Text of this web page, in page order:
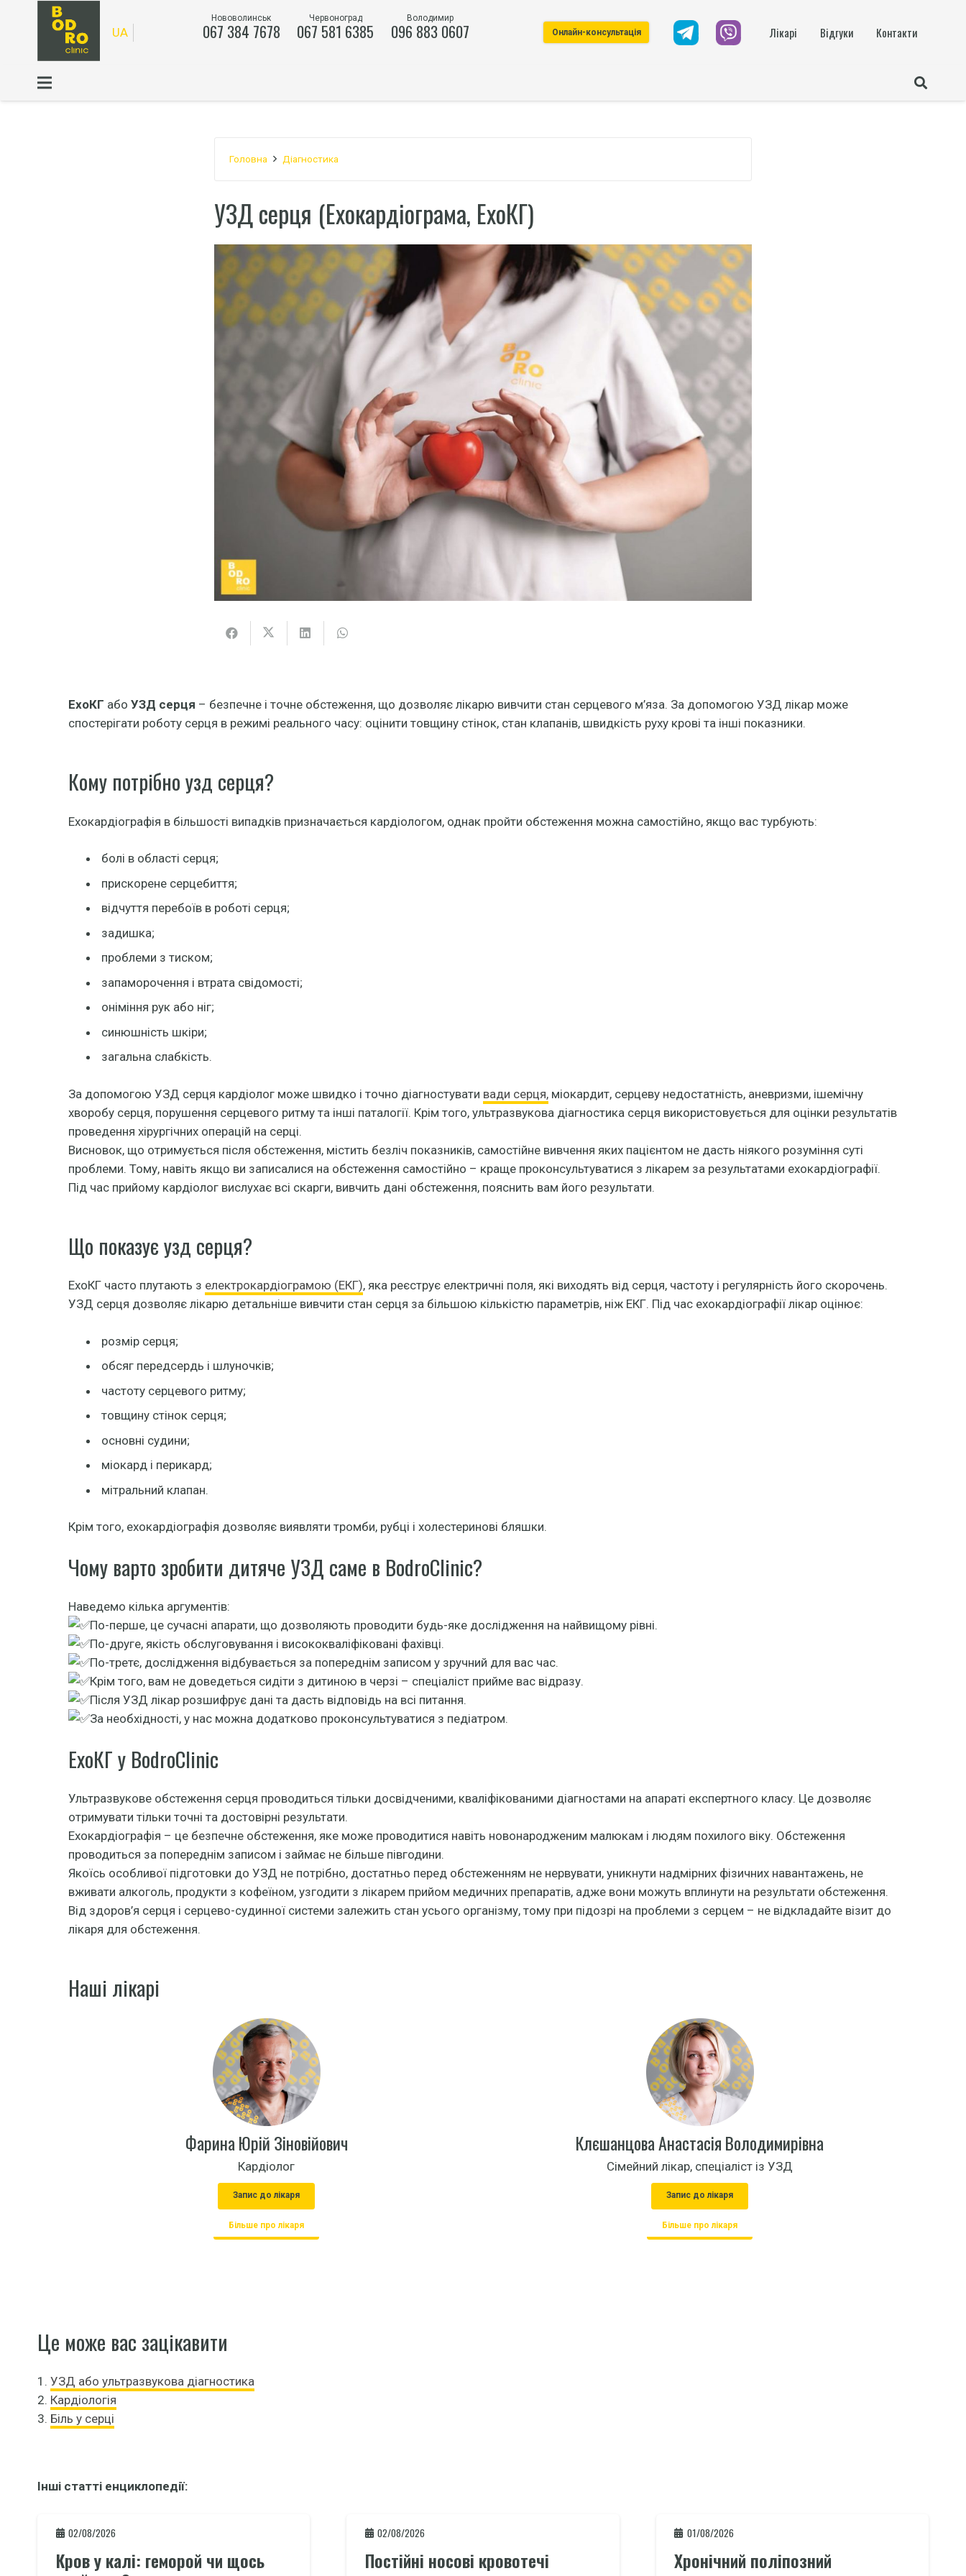
UA
Нововолинськ
067 384 7678
Червоноград
067 581 6385
Володимир
096 883 0607 Онлайн-консультація Лікарі Відгуки Контакти
Головна Діагностика
УЗД серця (Ехокардіограма, ЕхоКГ)
ЕхоКГ або УЗД серця – безпечне і точне обстеження, що дозволяє лікарю вивчити стан серцевого м’яза. За допомогою УЗД лікар може
спостерігати роботу серця в режимі реального часу: оцінити товщину стінок, стан клапанів, швидкість руху крові та інші показники.
Кому потрібно узд серця?
Ехокардіографія в більшості випадків призначається кардіологом, однак пройти обстеження можна самостійно, якщо вас турбують:
болі в області серця;
прискорене серцебиття;
відчуття перебоїв в роботі серця;
задишка;
проблеми з тиском;
запаморочення і втрата свідомості;
оніміння рук або ніг;
синюшність шкіри;
загальна слабкість.
За допомогою УЗД серця кардіолог може швидко і точно діагностувати вади серця,міокардит, серцеву недостатність, аневризми, ішемічну
хворобу серця, порушення серцевого ритму та інші паталогії. Крім того, ультразвукова діагностика серця використовується для оцінки результатів
проведення хірургічних операцій на серці.
Висновок, що отримується після обстеження, містить безліч показників, самостійне вивчення яких пацієнтом не дасть ніякого розуміння суті
проблеми. Тому, навіть якщо ви записалися на обстеження самостійно – краще проконсультуватися з лікарем за результатами ехокардіографії.
Під час прийому кардіолог вислухає всі скарги, вивчить дані обстеження, пояснить вам його результати.
Що показує узд серця?
ЕхоКГ часто плутають з електрокардіограмою (ЕКГ), яка реєструє електричні поля, які виходять від серця, частоту і регулярність його скорочень.
УЗД серця дозволяє лікарю детальніше вивчити стан серця за більшою кількістю параметрів, ніж ЕКГ. Під час ехокардіографії лікар оцінює:
розмір серця;
обсяг передсердь і шлуночків;
частоту серцевого ритму;
товщину стінок серця;
основні судини;
міокард і перикард;
мітральний клапан.
Крім того, ехокардіографія дозволяє виявляти тромби, рубці і холестеринові бляшки.
Чому варто зробити дитяче УЗД саме в BodroClinic?
Наведемо кілька аргументів:
По-перше, це сучасні апарати, що дозволяють проводити будь-яке дослідження на найвищому рівні.
По-друге, якість обслуговування і висококваліфіковані фахівці.
По-третє, дослідження відбувається за попереднім записом у зручний для вас час.
Крім того, вам не доведеться сидіти з дитиною в черзі – спеціаліст прийме вас відразу.
Після УЗД лікар розшифрує дані та дасть відповідь на всі питання.
За необхідності, у нас можна додатково проконсультуватися з педіатром.
ЕхоКГ у BodroClinic
Ультразвукове обстеження серця проводиться тільки досвідченими, кваліфікованими діагностами на апараті експертного класу. Це дозволяє
отримувати тільки точні та достовірні результати.
Ехокардіографія – це безпечне обстеження, яке може проводитися навіть новонародженим малюкам і людям похилого віку. Обстеження
проводиться за попереднім записом і займає не більше півгодини.
Якоїсь особливої підготовки до УЗД не потрібно, достатньо перед обстеженням не нервувати, уникнути надмірних фізичних навантажень, не
вживати алкоголь, продукти з кофеїном, узгодити з лікарем прийом медичних препаратів, адже вони можуть вплинути на результати обстеження.
Від здоров’я серця і серцево-судинної системи залежить стан усього організму, тому при підозрі на проблеми з серцем – не відкладайте візит до
лікаря для обстеження.
Наші лікарі
Фарина Юрій Зіновійович
Кардіолог
Запис до лікаря
Більше про лікаря
Клєшанцова Анастасія Володимирівна
Сімейний лікар, спеціаліст із УЗД
Запис до лікаря
Більше про лікаря
Це може вас зацікавити
1. УЗД або ультразвукова діагностика
2. Кардіологія
3. Біль у серці
Інші статті енциклопедії:
02/08/2026
Кров у калі: геморой чи щось
02/08/2026
Постійні носові кровотечі
01/08/2026
Хронічний поліпозний